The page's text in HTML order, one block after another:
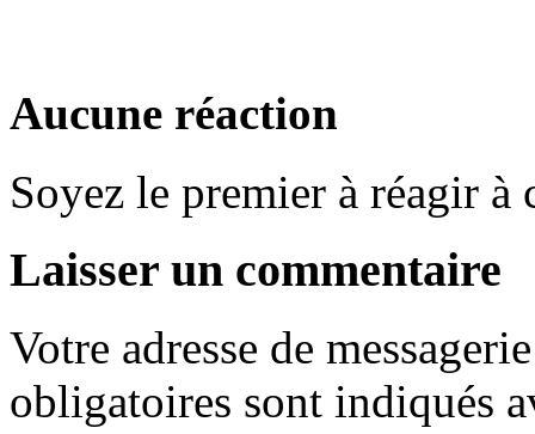
Aucune réaction
Soyez le premier à réagir à
Laisser un commentaire
Votre adresse de
obligatoires sont indiqués